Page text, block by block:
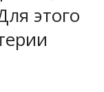
этого